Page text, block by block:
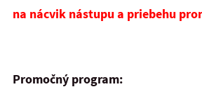
na nácvik nástupu a priebehu
Promočný program: